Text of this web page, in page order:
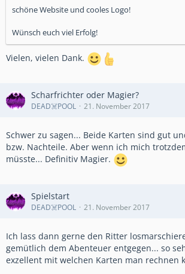
schöne Website und cooles Logo!
Wünsch euch viel Erfolg!
Vielen, vielen Dank.
Scharfrichter oder Magier?
DEAD☠️POOL 21. November 2017
Schwer zu sagen... Beide Karten sind gut
bzw. Nachteile. Aber wenn ich mich
müsste... Definitiv Magier.
Spielstart
DEAD☠️POOL 21. November 2017
Ich lass dann gerne den Ritter
gemütlich dem Abenteuer entgegen... so
exzellent mit welchen Karten man rechnen